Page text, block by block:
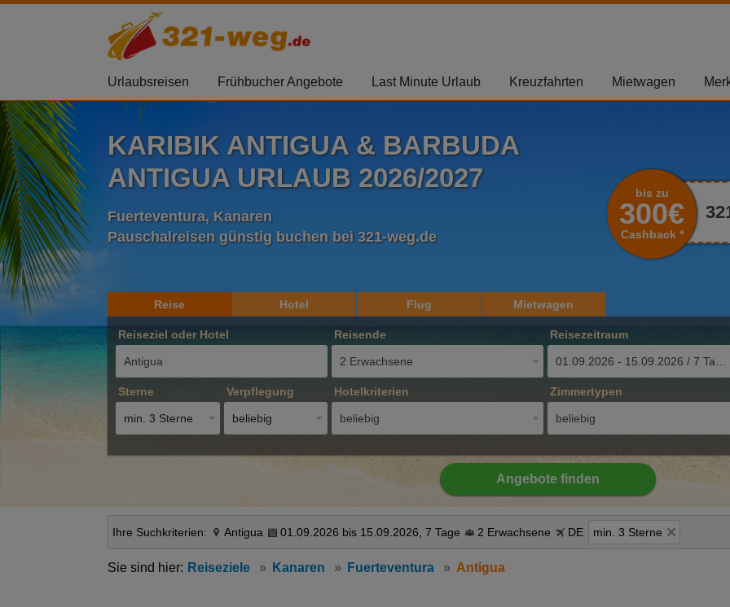
Urlaubsreisen Frühbucher Angebote Last Minute Urlaub Kreuzfahrten Mietwagen
KARIBIK ANTIGUA & BARBUDA
ANTIGUA URLAUB 2026/2027
Fuerteventura, Kanaren
Pauschalreisen günstig buchen bei 321-weg.de
bis zu
300€
Cashback *
Reise Hotel Flug Mietwagen
Reiseziel oder Hotel Reisende
2 Erwachsene
Reisezeitraum
01.09.2026 - 15.09.2026 / 7 Tage
Sterne
min. 3 Sterne
Verpflegung
beliebig
Hotelkriterien
beliebig
Zimmertypen
beliebig
Angebote finden
Ihre Suchkriterien: Antigua 01.09.2026 bis 15.09.2026, 7 Tage 2 Erwachsene DE min. 3 Sterne
Reiseziele Kanaren Fuerteventura Antigua